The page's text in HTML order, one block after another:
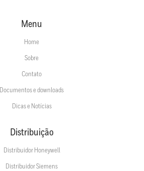
Menu
Home
Sobre
Contato
Documentos e downloads
Dicas e Notícias
Distribuição
Distribuidor Honeywell
Distribuidor Siemens